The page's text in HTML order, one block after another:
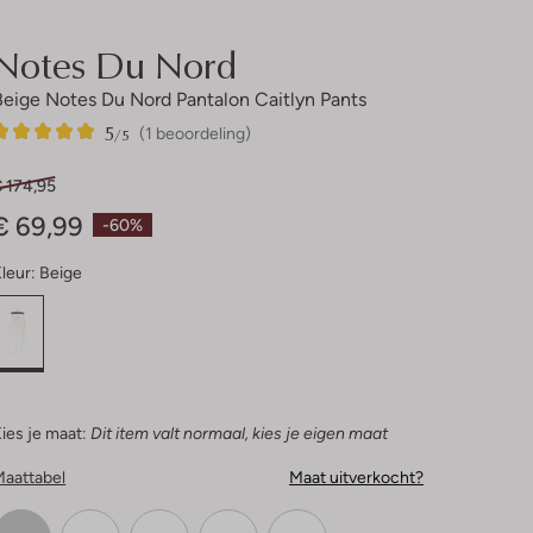
Du Nord
Notes Du Nord Pantalon Caitlyn Pants
(1 beoordeling)
5/5
-60%
174,95
69,99
Beige
je maat: Dit item valt normaal, kies je eigen maat
Maat uitverkocht?